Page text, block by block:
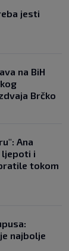
jesti
na BiH
Brčko
Ana
ljepoti i
tokom
najbolje